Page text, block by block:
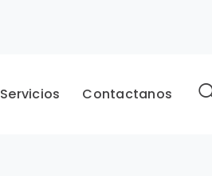
Servicios Contactanos